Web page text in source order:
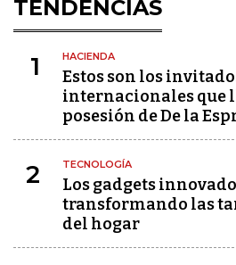
TENDENCIAS
1 HACIENDA
Estos son los
internacionales que
posesión de De la
2 TECNOLOGÍA
Los gadgets
transformando las
del hogar